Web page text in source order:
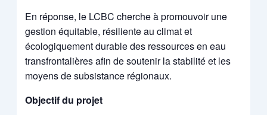
En réponse, le LCBC cherche à promouvoir une
gestion équitable, résiliente au climat et
écologiquement durable des ressources en eau
transfrontalières afin de soutenir la stabilité et les
moyens de subsistance régionaux.
Objectif du projet